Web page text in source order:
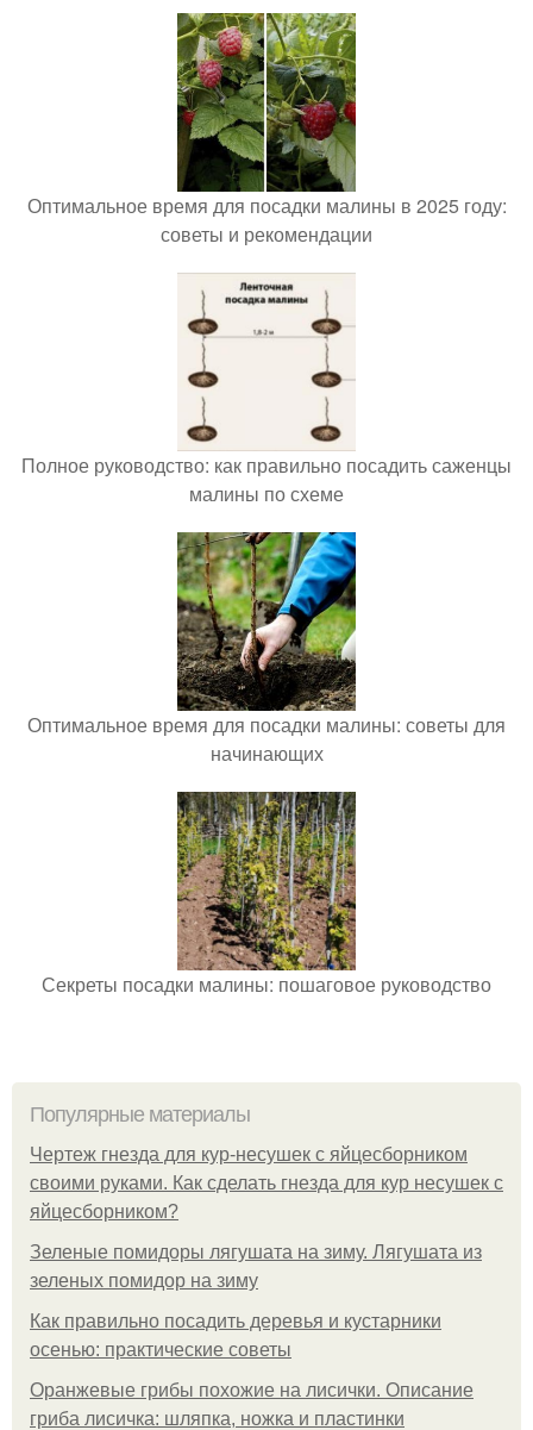
Оптимальное время для посадки малины в 2025 году:
советы и рекомендации
Полное руководство: как правильно посадить саженцы
малины по схеме
Оптимальное время для посадки малины: советы для
начинающих
Секреты посадки малины: пошаговое руководство
Популярные материалы
Чертеж гнезда для кур-несушек с яйцесборником
своими руками. Как сделать гнезда для кур несушек с
яйцесборником?
Зеленые помидоры лягушата на зиму. Лягушата из
зеленых помидор на зиму
Как правильно посадить деревья и кустарники
осенью: практические советы
Оранжевые грибы похожие на лисички. Описание
гриба лисичка: шляпка, ножка и пластинки